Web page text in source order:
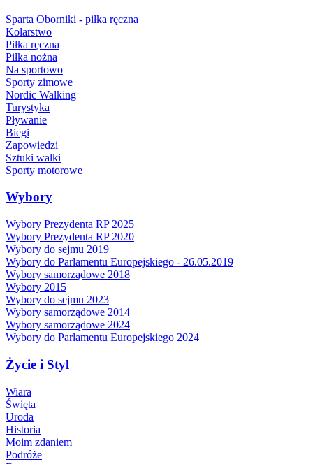
Sparta Oborniki - piłka ręczna
Kolarstwo
Piłka ręczna
Piłka nożna
Na sportowo
Sporty zimowe
Nordic Walking
Turystyka
Pływanie
Biegi
Zapowiedzi
Sztuki walki
Sporty motorowe
Wybory
Wybory Prezydenta RP 2025
Wybory Prezydenta RP 2020
Wybory do sejmu 2019
Wybory do Parlamentu Europejskiego - 26.05.2019
Wybory samorządowe 2018
Wybory 2015
Wybory do sejmu 2023
Wybory samorządowe 2014
Wybory samorządowe 2024
Wybory do Parlamentu Europejskiego 2024
Życie i Styl
Wiara
Święta
Uroda
Historia
Moim zdaniem
Podróże